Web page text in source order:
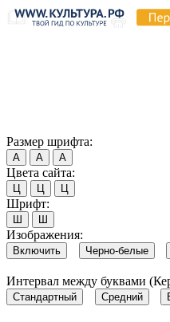
Размер шрифта:
А А А
Цвета сайта:
Ц Ц Ц
Шрифт:
Ш Ш
Изображения:
Включить Черно-белые
Интервал между буквами
Стандартный Средний